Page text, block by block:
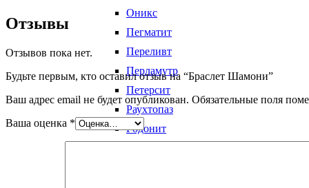
Оникс
Пегматит
Переливт
Перламутр
Петерсит
Раухтопаз
Родонит
Отзывы
Отзывов пока нет.
Будьте первым, кто оставил отзыв на “Браслет Шамони”
Ваш адрес email не будет опубликован. Обязательные поля
Ваша оценка *